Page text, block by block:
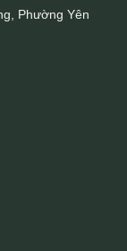
Phường Yên